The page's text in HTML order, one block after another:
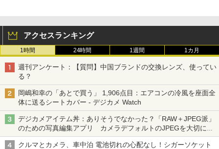
アクセスランキング
1時間 24時間 1週間 1カ月
週刊アンケート：【質問】中国ブランドの交換レンズ、使ってい
る？
岡嶋和幸の「あとで買う」 1,906点目：エアコンの冷風を座面全
体に送るシートカバー - デジカメ Watch
デジカメアイテム丼：ありそうでなかった？「RAW＋JPEG派」
のための写真編集アプリ カメラデフォルトのJPEGを大切にす
る「Filmator」
クルマとカメラ、車中泊 電池切れの心配なし！シガーソケット